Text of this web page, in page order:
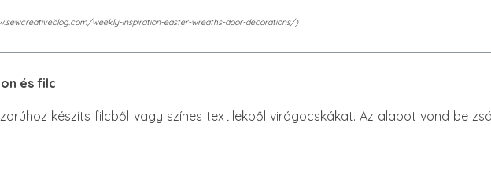
weekly-inspiration-easter-wreaths-door-decorations/)
és filc
készíts filcből vagy színes textilekből virágocskákat. Az alapot vond be